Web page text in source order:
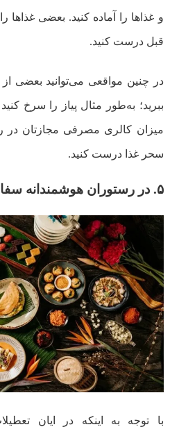
و غذاها را آماده کنید. بعضی غذاها
قبل درست کنید.
در چنین مواقعی می‌توانید بعضی
ببرید؛ به‌طور مثال پیاز را سرخ
میزان کالری مصرفی مجازتان در
سحر غذا درست کنید.
۵. در رستوران هوشمندانه سفارش دهید
با توجه به اینکه در ایان